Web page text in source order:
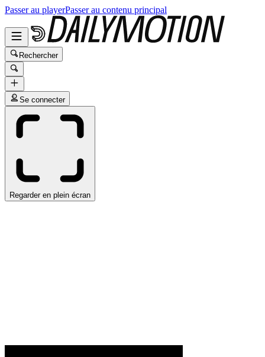
Passer au playerPasser au contenu principal
Rechercher
Se connecter
Regarder en plein écran